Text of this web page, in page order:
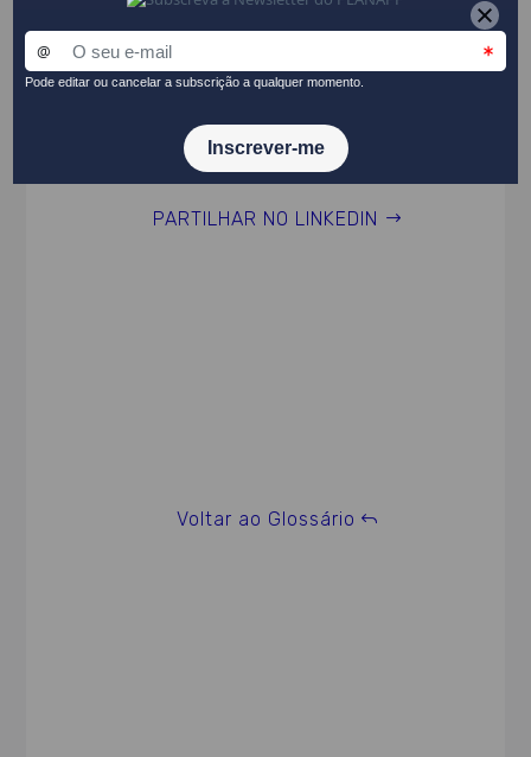
Tema(s)
PARTILHAR NO LINKEDIN
Voltar ao Glossário